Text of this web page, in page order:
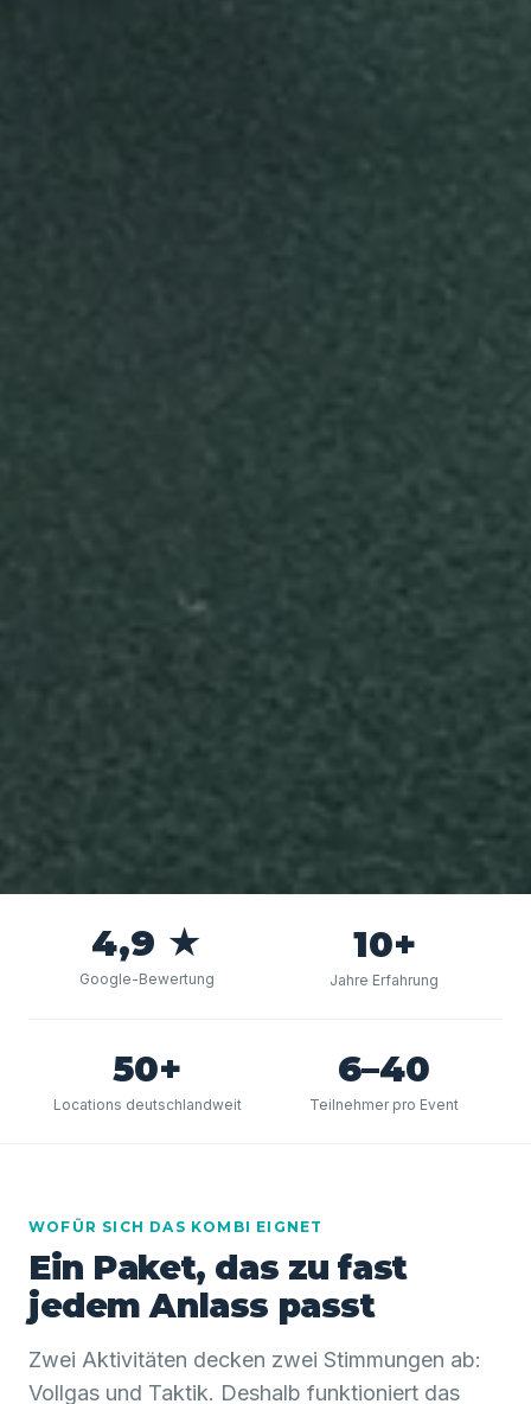
4,9 ★
Google-Bewertung
10+
Jahre Erfahrung
50+
Locations deutschlandweit
6–40
Teilnehmer pro Event
WOFÜR SICH DAS KOMBI EIGNET
Ein Paket, das zu fast
jedem Anlass passt
Zwei Aktivitäten decken zwei Stimmungen ab:
Vollgas und Taktik. Deshalb funktioniert das